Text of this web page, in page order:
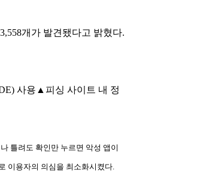
개가 발견됐다고 밝혔다.
사용▲피싱 사이트 내 정
틀려도 확인만 누르면 악성 앱이
이용자의 의심을 최소화시켰다.